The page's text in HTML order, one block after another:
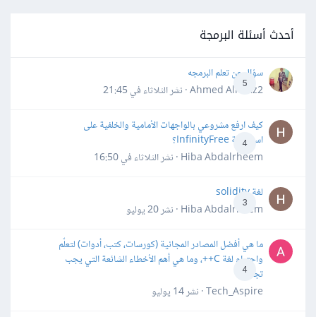
أحدث أسئلة البرمجة
5
سؤال عن تعلم البرمجه
Ahmed Alhafiz2 · نشر
الثلاثاء في 21:45
4
كيف ارفع مشروعي بالواجهات الأمامية والخلفية على
استضافة InfinityFree؟
Hiba Abdalrheem · نشر
الثلاثاء في 16:50
3
لغة solidity
Hiba Abdalrheem · نشر
20 يوليو
4
ما هي أفضل المصادر المجانية (كورسات، كتب، أدوات) لتعلّم
واحترام لغة C++، وما هي أهم الأخطاء الشائعة التي يجب
تجنبها؟
Tech_Aspire · نشر
14 يوليو